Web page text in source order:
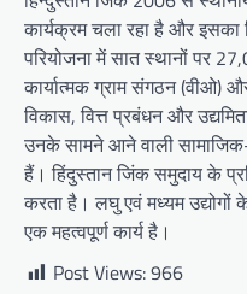
कार्यक्रम चला रहा है और इसका
परियोजना में सात स्थानों पर
कार्यात्मक ग्राम संगठन (वीओ)
विकास, वित्त प्रबंधन और
उनके सामने आने वाली
हैं। हिंदुस्तान जिंक समुदाय के
करता है। लघु एवं मध्यम उद्योगों
एक महत्वपूर्ण कार्य है।
Post Views:966